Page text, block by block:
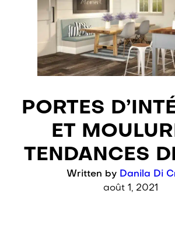
Post category:En Français
PORTES
ET
TENDANCES
Written by Danila Di
août 1, 2021